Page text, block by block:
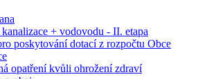
+ vodovodu - II. etapa
poskytování dotací z rozpočtu Obce
opatření kvůli ohrožení zdraví